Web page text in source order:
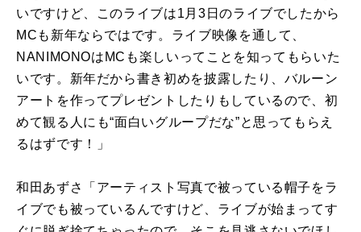
いですけど、このライブは1 月 3 日のライブでしたから
MC も新年ならではです。ライブ映像を通して、
NANIMONOは MC も楽しいってことを知ってもらいた
いです。新年だから書き初めを披露したり、バルーン
アートを作ってプレゼントしたりもしているので、初
めて観る人にも“面白いグループだな”と思ってもらえ
るはずです！」
和田あずさ「アーティスト写真で被っている帽子をラ
イブでも被っているんですけど、ライブが始まってす